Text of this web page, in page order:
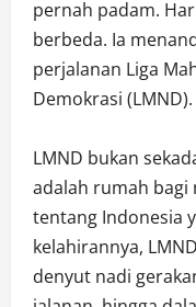
pernah padam.
berbeda. Ia
perjalanan Liga
Demokrasi (LMND).
LMND bukan
adalah rumah bagi
tentang Indonesia
kelahirannya,
denyut nadi